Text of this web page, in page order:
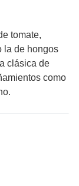
tomate,
la de hongos
clásica de
como